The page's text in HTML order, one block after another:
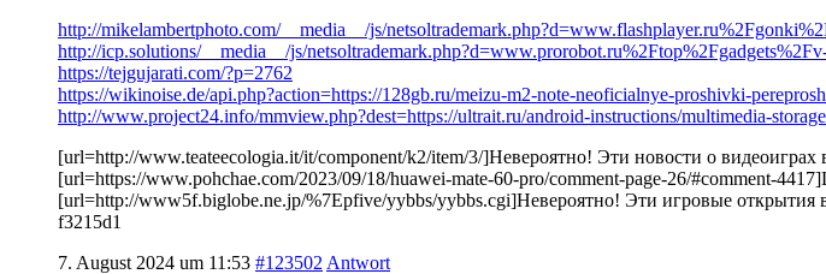
http://mikelambertphoto.com/__media__/js/
http://icp.solutions/__media__/js/
https://tejgujarati.com/?p=2762
https://wikinoise.de/api.php?action=https://128gb.ru/meizu-m2-note-neoficialnye-proshivki-
http://www.project24.info/mmview.php?dest=https://ultrait.ru/android-instructions/multimedia-
[url=http://www.teateecologia.it/it/component/k2/item/3/]Невероятно! Эти новости о
[url=https://www.pohchae.com/2023/09/18/huawei-mate-60-pro/comment-page-26/#comment-
[url=http://www5f.biglobe.ne.jp/%7Epfive/yybbs/yybbs.cgi]Невероятно! Эти игровые
f3215d1
7. August 2024 um 11:53 #123502 Antwort